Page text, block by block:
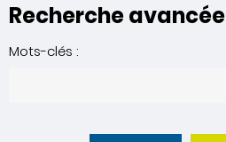
Recherche avancée
Mots-clés :